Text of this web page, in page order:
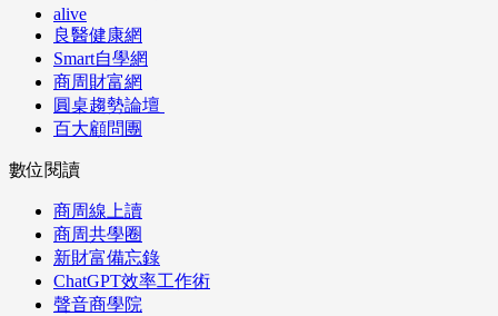
alive
良醫健康網
Smart自學網
商周財富網
圓桌趨勢論壇
百大顧問團
數位閱讀
商周線上讀
商周共學圈
新財富備忘錄
ChatGPT效率工作術
聲音商學院